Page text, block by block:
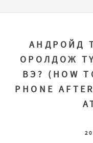
АНДРОЙД
ОРОЛДОЖ
ВЭ? (HOW
PHONE